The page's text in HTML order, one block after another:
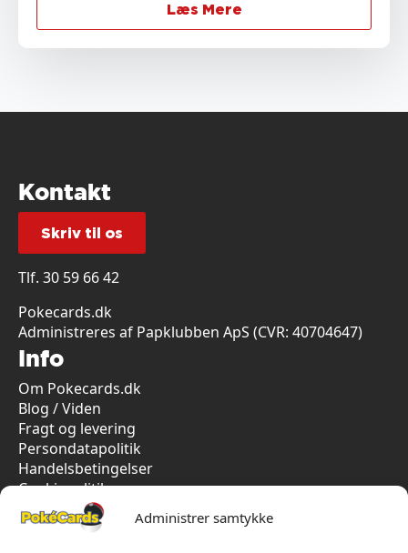
Administrer samtykke
Læs Mere
Kontakt
Skriv til os
Tlf. 30 59 66 42
Pokecards.dk
Administreres af Papklubben ApS (CVR: 40704647)
Info
Om Pokecards.dk
Blog / Viden
Fragt og levering
Persondatapolitik
Handelsbetingelser
Cookiepolitik
Vi har kun 5-stjernet anmeldelser på Trustpilot